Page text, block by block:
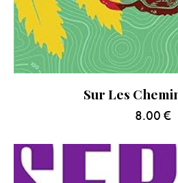
Sur Les
8.00 €